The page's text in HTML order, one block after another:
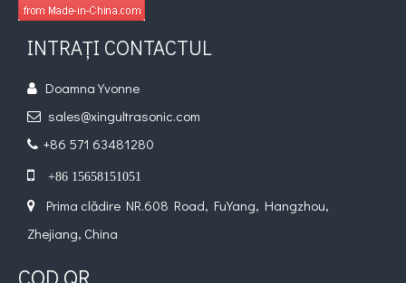
INTRAȚI CONTACTUL
 Doamna Yvonne
 sales@xingultrasonic.com
 +86 571 63481280
 +86 15658151051

Prima clădire NR.608 Road, FuYang, Hangzhou,
Zhejiang, China
COD QR